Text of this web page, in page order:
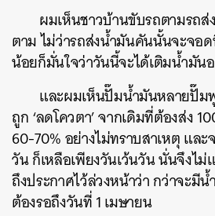
ผมเห็นชาวบ้านขับรถตามรถ
ตาม ไม่ว่ารถส่งน้ำมันคันนั้นจะจอด
น้อยก็มั่นใจว่าวันนี้จะได้เติมน้ำมัน
และผมเห็นปั๊มน้ำมันหลายปั๊
ถูก ‘ลดโควตา’ จากเดิมที่ต้องส่ง
60-70% อย่างไม่ทราบสาเหตุ แล
วัน ก็เหลือเพียงวันเว้นวัน นั่นจึงไ
ถึงประกาศไว้ล่วงหน้าว่า กว่าจะมี
ต้องรอถึงวันที่ 1 เมษายน